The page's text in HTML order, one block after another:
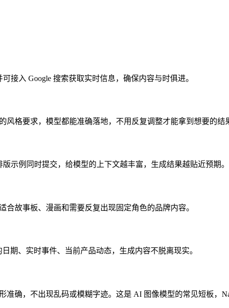
接入 Google 搜索获取实时信息，确保内容与时俱进。
风格要求，模型都能准确落地，不用反复调整才能拿到想要的结
示例同时提交，给模型的上下文越丰富，生成结果越贴近预期。
故事板、漫画和需要反复出现固定角色的品牌内容。
期、实时事件、当前产品动态，生成内容不脱离现实。
确，不出现乱码或模糊字迹。这是 AI 图像模型的常见短板，